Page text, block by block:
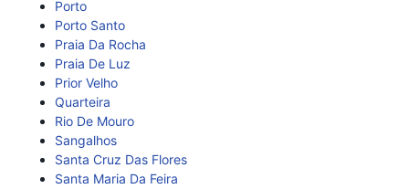
Porto
Porto Santo
Praia Da Rocha
Praia De Luz
Prior Velho
Quarteira
Rio De Mouro
Sangalhos
Santa Cruz Das Flores
Santa Maria Da Feira